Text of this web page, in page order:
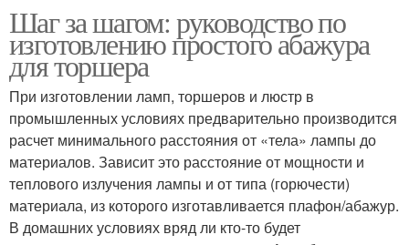
Шаг за шагом: руководство по
изготовлению простого абажура
для торшера
При изготовлении ламп, торшеров и люстр в
промышленных условиях предварительно производится
расчет минимального расстояния от «тела» лампы до
материалов. Зависит это расстояние от мощности и
теплового излучения лампы и от типа (горючести)
материала, из которого изготавливается плафон/абажур.
В домашних условиях вряд ли кто-то будет